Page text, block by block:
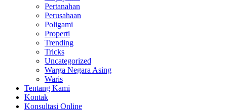
Pertanahan
Perusahaan
Poligami
Properti
Trending
Tricks
Uncategorized
Warga Negara Asing
Waris
Tentang Kami
Kontak
Konsultasi Online